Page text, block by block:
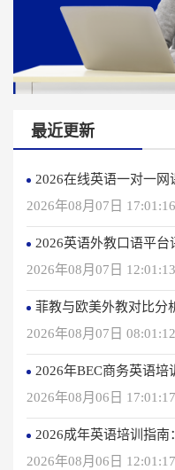
最近更新
2026在线英语一对一网
2026年08月07日 17:01:16
2026英语外教口语平台评测
2026年08月07日 12:01:13
菲教与欧美外教对比分
2026年08月07日 08:01:12
2026年BEC商务英语
2026年08月06日 17:01:17
2026成年英语培训指
2026年08月06日 12:01:17